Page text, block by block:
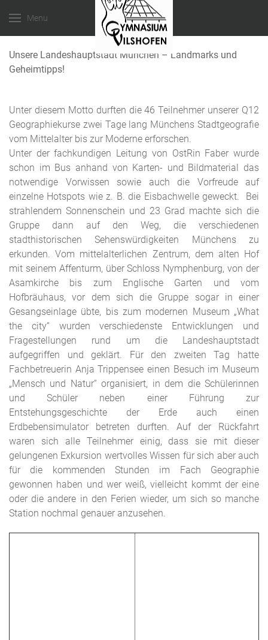
Menu
Unsere Landeshauptstadt München – Landmarks und
Geheimtipps!
Unter diesem Motto durften die 46 Teilnehmer unserer Q12
Geographiekurse zwei Tage lang Münchens Stadtgeografie
vom Mittelalter bis zur Moderne erforschen.
Unter der fachkundigen Leitung von OstRin Faber wurde
schon im Bus anhand von Karten- und Bildmaterial das
notwendige Vorwissen sowie auch die Vorfreude auf
einzelne Hotspots wie z. B. die Eisbachwelle geweckt. Bei
strahlendem Sonnenschein und 23 Grad machte sich die
Gruppe dann auf den Weg, die verschiedenen
stadthistorischen Sehenswürdigkeiten Münchens zu
erkunden. Vom mittelalterlichen Zentrum, dem alten Hof
mit seinem Affenturm, über Schloss Nymphenburg, von der
Asamkirche bis zum Englische Garten und vom
Hofbräuhaus, vor dem sich die Gruppe sogar in einer
Gesangseinlage übte, bis zum modernen Museum „What
the city“ wurden verschiedenste Entwicklungen und
Fragestellungen rund um die Landeshauptstadt
aufgegriffen und geklärt. Für den zweiten Tag hatte
Fachbetreuerin Anja Trippensee einen Besuch im Museum
„Mensch und Natur“ organisiert, in dem die Schülerinnen
und Schüler neben einer Führung zur
Entstehungsgeschichte der Erde auch einen
Erdbebensimulator betreten durften. Auf der Rückfahrt
waren sich alle Teilnehmer einig, dass sie mit dieser
gelungenen Exkursion wertvolles Wissen für sich aber auch
für die kommenden Stunden im Fach Geographie
gewonnen haben und wer weiß, vielleicht kommt der eine
oder die andere in den Ferien wieder, um sich so manche
Station nochmal genauer anzusehen.